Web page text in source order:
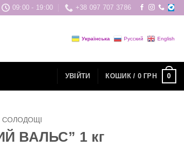
09:00 - 19:00 +38 097 707 3786
Українська Русский English
УВІЙТИ КОШИК / 0 ГРН 0
СОЛОДОЩІ
ВАЛЬС” 1 кг